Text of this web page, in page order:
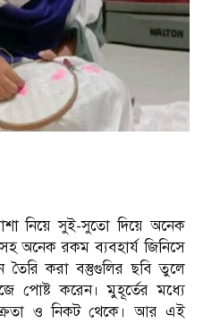
নিয়ে সুই-সুতো দিয়ে অনেক
অনেক রকম ব্যবহার্য জিনিসে
করা বস্তুগুলির ছবি তুলে
পোষ্ট করেন। মুহূর্তের মধ্যে
ও নিকট থেকে। আর এই